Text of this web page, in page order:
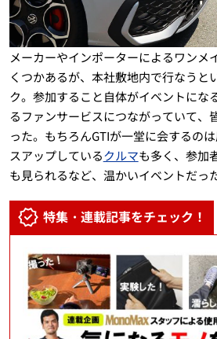
メーカーやインポーターによるワンメ
くつかあるが、本社敷地内で行なうと
ク。参加すること自体がイベントにな
るファンサービスにつながっていて、
った。もちろんGTIが一堂に会するの
スアップしているクルマも多く、参加
も見られるなど、温かいイベントだっ
特集・連載記事をチェック！